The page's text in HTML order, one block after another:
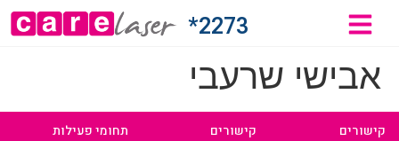
2273*
אבישי שרעבי
קישורים קישורים תחומי פעילות